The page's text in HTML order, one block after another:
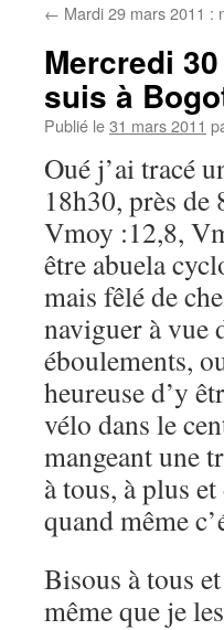
← Mardi 29 mars 2011 :
Mercredi
suis à
Publié le31 mars 2011
Oué j’ai tracé
18h30, près de
Vmoy :12,8,
être abuela
mais fêlé de
naviguer à vue
éboulements,
heureuse d’y
vélo dans le
mangeant une
à tous, à plus
quand même
Bisous à tous
même que je